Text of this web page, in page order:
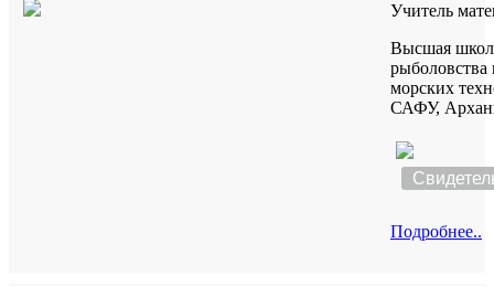
Учитель
Высшая
рыболовства
морских
САФУ,
Подробнее..